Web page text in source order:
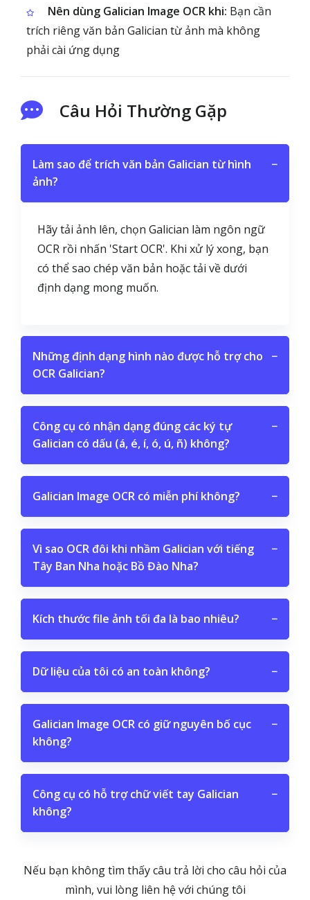
Nên dùng Galician Image OCR khi: Bạn cần
trích riêng văn bản Galician từ ảnh mà không
phải cài ứng dụng
Câu Hỏi Thường Gặp
Làm sao để trích văn bản Galician từ hình
ảnh?
−
Hãy tải ảnh lên, chọn Galician làm ngôn ngữ
OCR rồi nhấn 'Start OCR'. Khi xử lý xong, bạn
có thể sao chép văn bản hoặc tải về dưới
định dạng mong muốn.
Những định dạng hình nào được hỗ trợ cho
OCR Galician?
−
Công cụ có nhận dạng đúng các ký tự
Galician có dấu (á, é, í, ó, ú, ñ) không?
−
Galician Image OCR có miễn phí không? −
Vì sao OCR đôi khi nhầm Galician với tiếng
Tây Ban Nha hoặc Bồ Đào Nha?
−
Kích thước file ảnh tối đa là bao nhiêu? −
Dữ liệu của tôi có an toàn không? −
Galician Image OCR có giữ nguyên bố cục
không?
−
Công cụ có hỗ trợ chữ viết tay Galician
không?
−
Nếu bạn không tìm thấy câu trả lời cho câu hỏi của
mình, vui lòng liên hệ với chúng tôi